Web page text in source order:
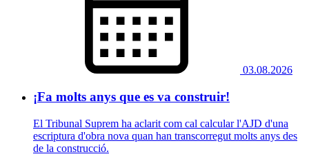
03.08.2026
¡Fa molts anys que es va construir!
El Tribunal Suprem ha aclarit com cal calcular l'AJD d'una
escriptura d'obra nova quan han transcorregut molts anys des
de la construcció.